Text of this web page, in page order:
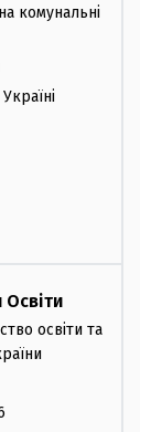
комунальні
освіти та